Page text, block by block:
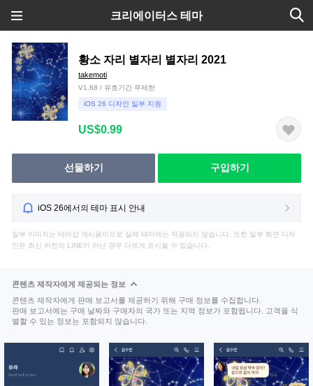
크리에이터스 테마
황소 자리 별자리 별자리 2021
takemoti
V1.68 / 유효기간 무제한
iOS 26 디자인 일부 지원
US$0.99
선물하기 구입하기
iOS 26에서의 테마 표시 안내
일부 이미지는 테마샵 게시용이므로 실제 테마에는 적용되지 않습니다. 또한 일부 화면 디자
인은 최신 버전의 LINE이 아닌 경우 다르게 표시될 수 있습니다.
콘텐츠 제작자에게 제공되는 정보
콘텐츠 제작자에게 판매 보고서를 제공하기 위해 구매 정보를 수집합니다.
판매 보고서에는 구매 날짜와 구매자의 국가 또는 지역 정보가 포함됩니다. 고객을 식
별할 수 있는 정보는 포함되지 않습니다.